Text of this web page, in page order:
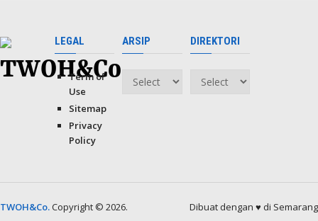
LEGAL
Term of
Use
Sitemap
Privacy
Policy
ARSIP
Arsip
DIREKTORI
Direktori
TWOH&Co.Copyright © 2026. Dibuat dengan ♥ di Semarang